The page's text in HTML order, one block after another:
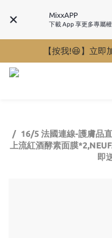
MixxAPP
下載 App 享更多專屬
【按我!😆】立即
16/5 法國連線-護膚品
上流紅酒酵素面膜
即